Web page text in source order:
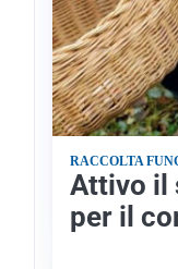
RACCOLTA
Attivo il
per il